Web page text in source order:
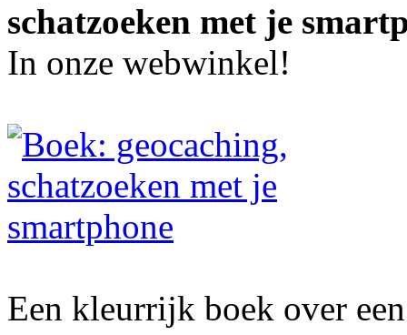
schatzoeken met je
In onze webwinkel!
Een kleurrijk boek over